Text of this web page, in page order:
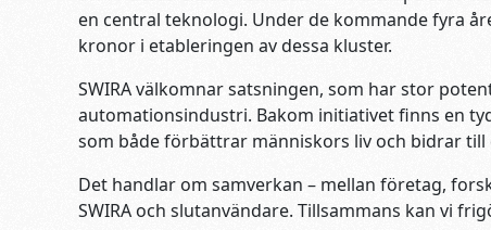
en central teknologi. Under de kommande fyra
kronor i etableringen av dessa kluster.
SWIRA välkomnar satsningen, som har stor
automationsindustri. Bakom initiativet finns en
som både förbättrar människors liv och bidrar till
Det handlar om samverkan – mellan företag,
SWIRA och slutanvändare. Tillsammans kan vi